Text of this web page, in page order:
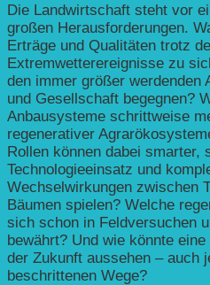
Die Landwirtschaft steht vor
großen Herausforderungen.
Erträge und Qualitäten trotz
Extremwetterereignisse zu
den immer größer werdenden
und Gesellschaft begegnen?
Anbausysteme schrittweise
regenerativer
Rollen können dabei smarter,
Technologieeinsatz und
Wechselwirkungen zwischen
Bäumen spielen? Welche
sich schon in Feldversuchen
bewährt? Und wie könnte
der Zukunft aussehen – auch
beschrittenen Wege?